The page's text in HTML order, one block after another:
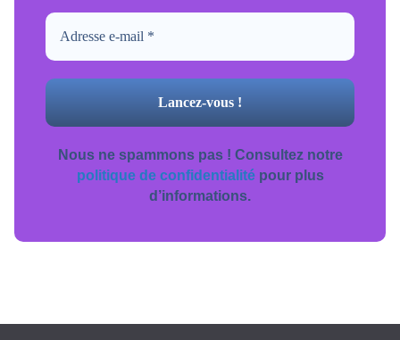
Nous ne spammons pas ! Consultez notre
politique de confidentialitépour plus
d’informations.